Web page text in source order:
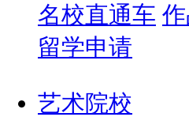
名校直通车
留学申请
艺术院校